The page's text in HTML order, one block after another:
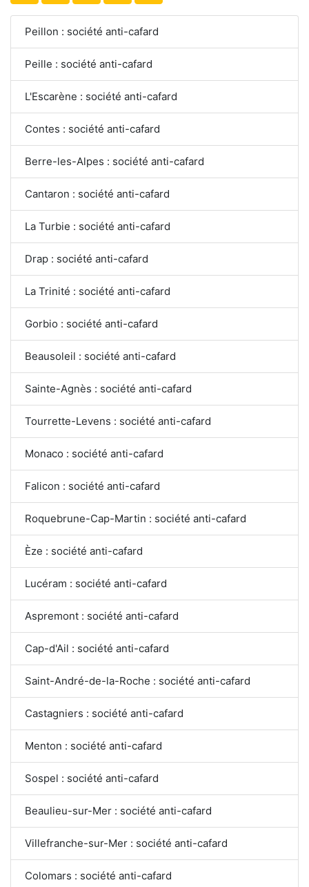
Peillon : société anti-cafard
Peille : société anti-cafard
L'Escarène : société anti-cafard
Contes : société anti-cafard
Berre-les-Alpes : société anti-cafard
Cantaron : société anti-cafard
La Turbie : société anti-cafard
Drap : société anti-cafard
La Trinité : société anti-cafard
Gorbio : société anti-cafard
Beausoleil : société anti-cafard
Sainte-Agnès : société anti-cafard
Tourrette-Levens : société anti-cafard
Monaco : société anti-cafard
Falicon : société anti-cafard
Roquebrune-Cap-Martin : société anti-cafard
Èze : société anti-cafard
Lucéram : société anti-cafard
Aspremont : société anti-cafard
Cap-d'Ail : société anti-cafard
Saint-André-de-la-Roche : société anti-cafard
Castagniers : société anti-cafard
Menton : société anti-cafard
Sospel : société anti-cafard
Beaulieu-sur-Mer : société anti-cafard
Villefranche-sur-Mer : société anti-cafard
Colomars : société anti-cafard